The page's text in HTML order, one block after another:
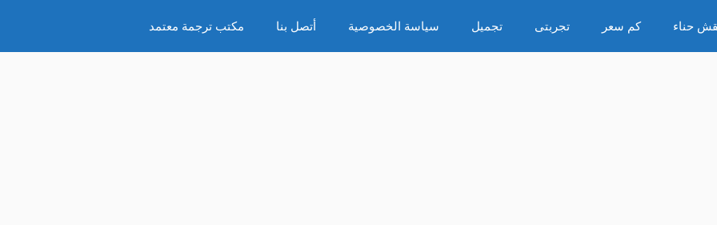
حناء كم سعر تجربتى تجميل سياسة الخصوصية أتصل بنا مكتب ترجمة معتمد